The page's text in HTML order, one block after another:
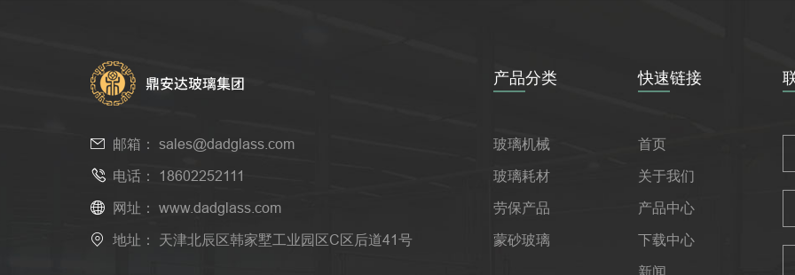
邮箱： sales@dadglass.com
电话： 18602252111
网址： www.dadglass.com
地址： 天津北辰区韩家墅工业园区C区后道41号
产品分类
玻璃机械
玻璃耗材
劳保产品
蒙砂玻璃
快速链接
首页
关于我们
产品中心
下载中心